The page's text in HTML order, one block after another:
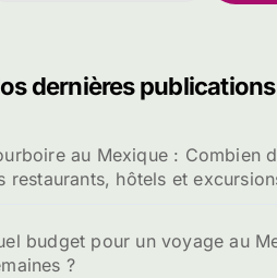
dernières publications
au Mexique : Combien
restaurants, hôtels et
budget pour un voyage au
?